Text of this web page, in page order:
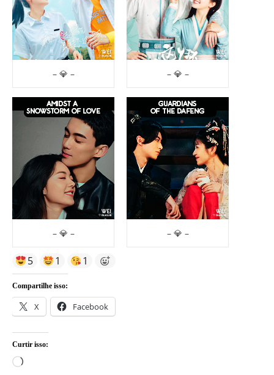
– 💎 – – 💎 –
– 💎 – – 💎 –
5 1 1
Compartilhe isso:
X Facebook
Curtir isso:
Carregando...